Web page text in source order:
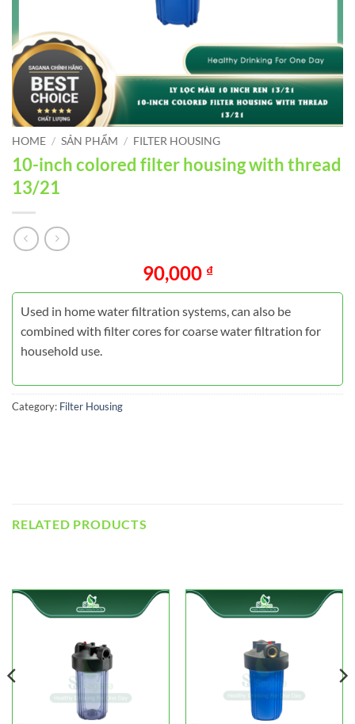
HOME / SẢN PHẨM / FILTER HOUSING
10-inch colored filter housing with thread
13/21
90,000 ₫
Used in home water filtration systems, can also be
combined with filter cores for coarse water filtration for
household use.
Category: Filter Housing
RELATED PRODUCTS